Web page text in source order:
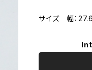
サイズ 幅：